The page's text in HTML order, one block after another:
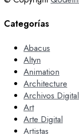
Categorías
Abacus
Altyn
Animation
Architecture
Archivos
Art
Arte Digital
Artistas